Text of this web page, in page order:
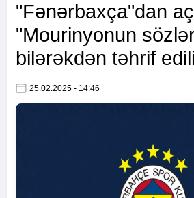
"Fənərbaxça"dan
"Mourinyonun
bilərəkdən təhrif
25.02.2025 - 14:46